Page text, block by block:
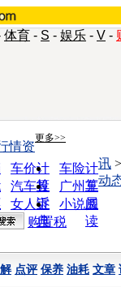
体育 - S - 娱乐 - V -
更多>>
车价计
算
车险计
算
汽车投
诉
广州车
展
女人宝
典
小说阅
读
情资
讯
动
购置税
点评 保养 油耗 文章